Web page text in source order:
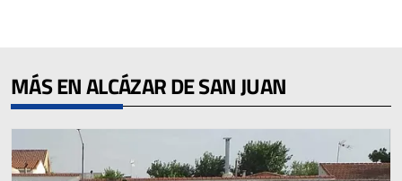
MÁS EN ALCÁZAR DE SAN JUAN